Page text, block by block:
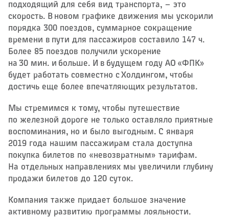
подходящий для себя вид транспорта, — это
скорость. В новом графике движения мы ускорили
порядка 300 поездов, суммарное сокращение
времени в пути для пассажиров составило 147 ч.
Более 85 поездов получили ускорение
на 30 мин. и больше. И в будущем году АО «ФПК»
будет работать совместно с Холдингом, чтобы
достичь еще более впечатляющих результатов.
Мы стремимся к тому, чтобы путешествие
по железной дороге не только оставляло приятные
воспоминания, но и было выгодным. С января
2019 года нашим пассажирам стала доступна
покупка билетов по «невозвратным» тарифам.
На отдельных направлениях мы увеличили глубину
продажи билетов до 120 суток.
Компания также придает большое значение
активному развитию программы лояльности.